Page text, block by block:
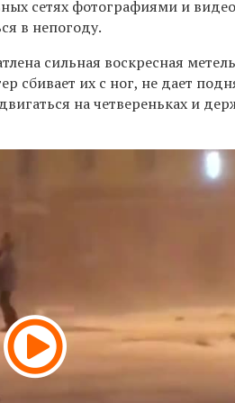
сетях фотографиями и
в непогоду.
сильная воскресная
сбивает их с ног, не дает
на четвереньках и